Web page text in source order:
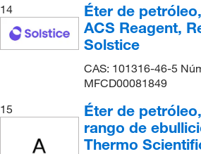
14
Éter de
ACS Reagent,
Solstice
CAS: 101316-46-5
MFCD00081849
15
Éter de
rango de
Thermo